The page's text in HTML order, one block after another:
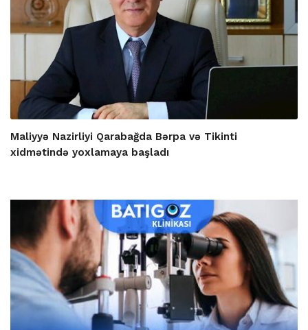
Maliyyə Nazirliyi Qarabağda Bərpa və Tikinti
xidmətində yoxlamaya başladı